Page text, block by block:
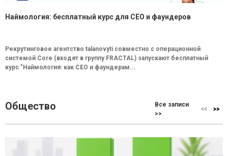
Наймология: бесплатный курс для CEO и фаундеров
Рекрутинговое агентство talanovyti совместно с операционной
системой Core (входят в группу FRACTAL) запускают бесплатный
курс "Наймология: как СEO и фаундерам...
Общество
Все записи
>>